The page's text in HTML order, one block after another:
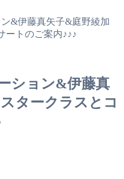
&伊藤真矢子&庭野綾加
ートのご案内♪♪♪
ション&伊藤真
タークラスとコ